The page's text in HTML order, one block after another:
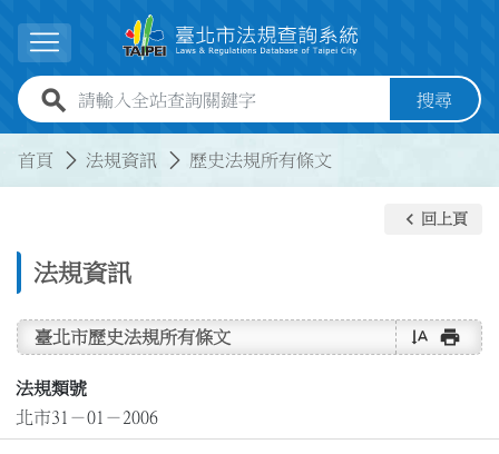
展開選單
全站查詢關鍵字欄位 搜尋
首頁 法規資訊 歷史法規所有條文
法規資訊
keyboard_arrow_left 回上頁
臺北市歷史法規所有條文 text_rotate_vertical print
法規類號
北市31－01－2006